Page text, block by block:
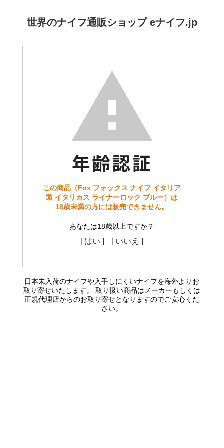
世界のナイフ通販ショップ eナイフ.jp
この商品（Fox フォックス ナイフ イタリア
製 イタリカス ライナーロック ブルー）は
18歳未満の方には販売できません。
あなたは18歳以上ですか？
[ はい ] [ いいえ ]
日本未入荷のナイフや入手しにくいナイフを海外よりお
取り寄せいたします。 取り扱い商品はメーカーもしくは
正規代理店からのお取り寄せとなりますのでご安心くだ
さい。